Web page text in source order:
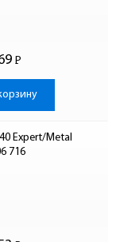
Р
-
Expert/Metal
716